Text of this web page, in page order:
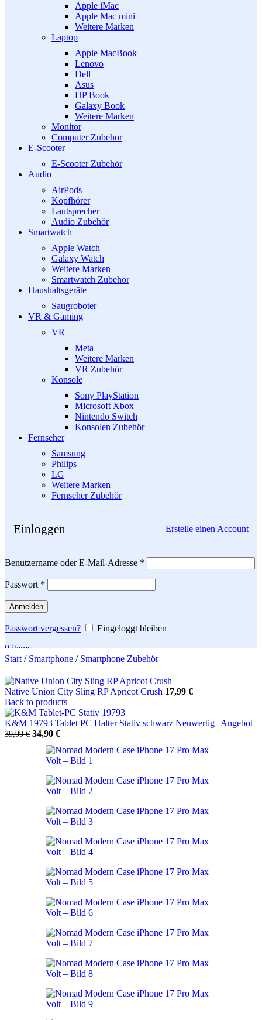
Apple iMac
Apple Mac mini
Weitere Marken
Laptop
Apple MacBook
Lenovo
Dell
Asus
HP Book
Galaxy Book
Weitere Marken
Monitor
Computer Zubehör
E-Scooter
E-Scooter Zubehör
Audio
AirPods
Kopfhörer
Lautsprecher
Audio Zubehör
Smartwatch
Apple Watch
Galaxy Watch
Weitere Marken
Smartwatch Zubehör
Haushaltsgeräte
Saugroboter
VR & Gaming
VR
Meta
Weitere Marken
VR Zubehör
Konsole
Sony PlayStation
Microsoft Xbox
Nintendo Switch
Konsolen Zubehör
Fernseher
Samsung
Philips
LG
Weitere Marken
Fernseher Zubehör
Einloggen Erstelle einen Account
Benutzername oder E-Mail-Adresse *
Passwort *
Anmelden
Passwort vergessen?
Eingeloggt bleiben
0items
Search
Start / Smartphone / Smartphone Zubehör
Native Union City Sling RP Apricot Crush 17,99 €
Back to products
K&M 19793 Tablet PC Halter Stativ schwarz Neuwertig | Angebot
39,99€ Ursprünglicher
Preis
war:
39,99 €
34,90 €Aktueller
ist:
34,90 €.